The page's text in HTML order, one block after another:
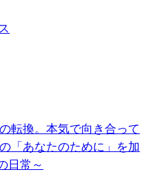
転換。本気で向き合って
「あなたのために」を加
日常～